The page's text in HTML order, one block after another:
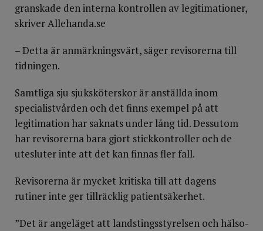
granskade den interna kontrollen av legitimationer,
skriver Allehanda.se
– Detta är anmärkningsvärt, säger revisorerna till
tidningen.
Samtliga sju sjuksköterskor är anställda inom
specialistvården och det finns exempel på att
legitimation har saknats under lång tid. Dessutom
har revisorerna bara gjort stickkontroller och de
utesluter inte att det kan finnas fler fall.
Revisorerna är mycket kritiska till att dagens
rutiner inte ger tillräcklig patientsäkerhet.
”Det är angeläget att landstingsstyrelsen och hälso-